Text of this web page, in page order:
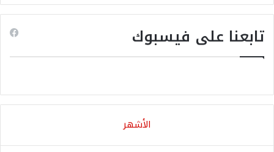
تابعنا على فيسبوك
الأشهر